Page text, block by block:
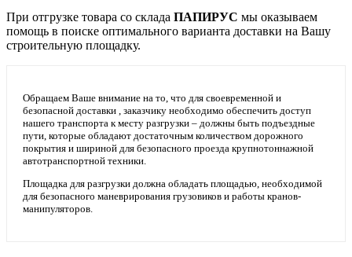
При отгрузке товара со склада ПАПИРУС мы оказываем
помощь в поиске оптимального варианта доставки на Вашу
строительную площадку.
Обращаем Ваше внимание на то, что для своевременной и
безопасной доставки , заказчику необходимо обеспечить доступ
нашего транспорта к месту разгрузки – должны быть подъездные
пути, которые обладают достаточным количеством дорожного
покрытия и шириной для безопасного проезда крупнотоннажной
автотранспортной техники.
Площадка для разгрузки должна обладать площадью, необходимой
для безопасного маневрирования грузовиков и работы кранов-
манипуляторов.